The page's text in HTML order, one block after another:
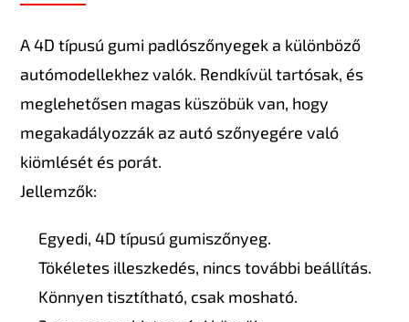
A 4D típusú gumi padlószőnyegek a különböző
autómodellekhez valók. Rendkívül tartósak, és
meglehetősen magas küszöbük van, hogy
megakadályozzák az autó szőnyegére való
kiömlését és porát.
Jellemzők:
Egyedi, 4D típusú gumiszőnyeg.
Tökéletes illeszkedés, nincs további beállítás.
Könnyen tisztítható, csak mosható.